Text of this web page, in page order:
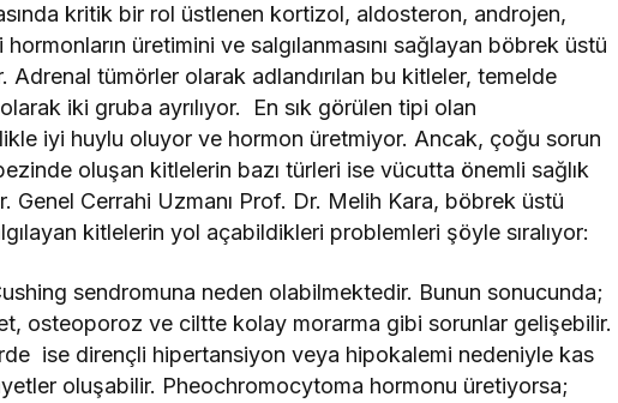
kritik bir rol üstlenen kortizol, aldosteron, androjen,
üretimini ve salgılanmasını sağlayan böbrek üstü
tümörler olarak adlandırılan bu kitleler, temelde
iki gruba ayrılıyor. En sık görülen tipi olan
iyi huylu oluyor ve hormon üretmiyor. Ancak, çoğu sorun
oluşan kitlelerin bazı türleri ise vücutta önemli sağlık
Genel Cerrahi Uzmanı Prof. Dr. Melih Kara, böbrek üstü
kitlelerin yol açabildikleri problemleri şöyle sıralıyor:
sendromuna neden olabilmektedir. Bunun sonucunda;
osteoporoz ve ciltte kolay morarma gibi sorunlar gelişebilir.
ise dirençli hipertansiyon veya hipokalemi nedeniyle kas
oluşabilir. Pheochromocytoma hormonu üretiyorsa;